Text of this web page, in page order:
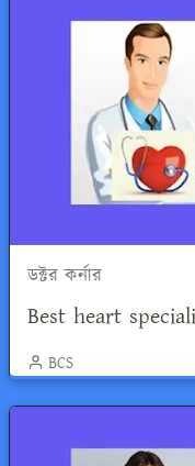
ডক্টর কর্নার
Best heart
BCS